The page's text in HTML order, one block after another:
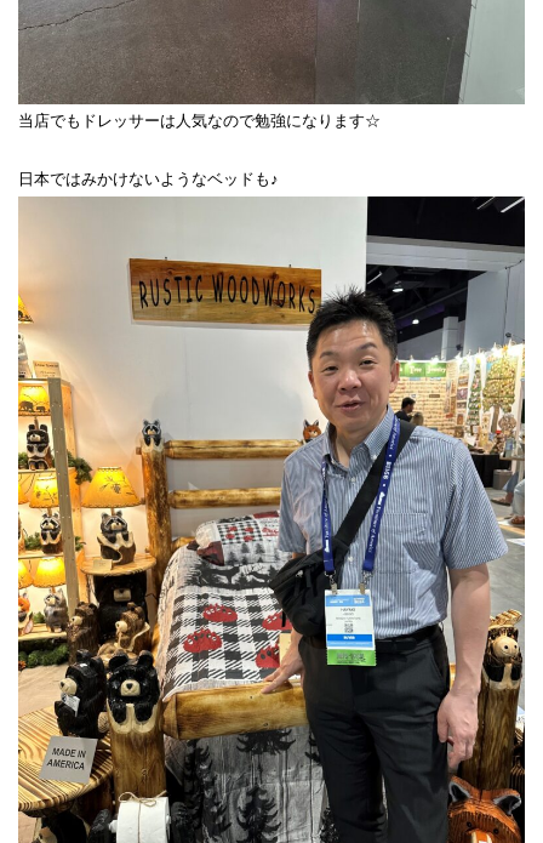
当店でもドレッサーは人気なので勉強になります☆
日本ではみかけないようなベッドも♪